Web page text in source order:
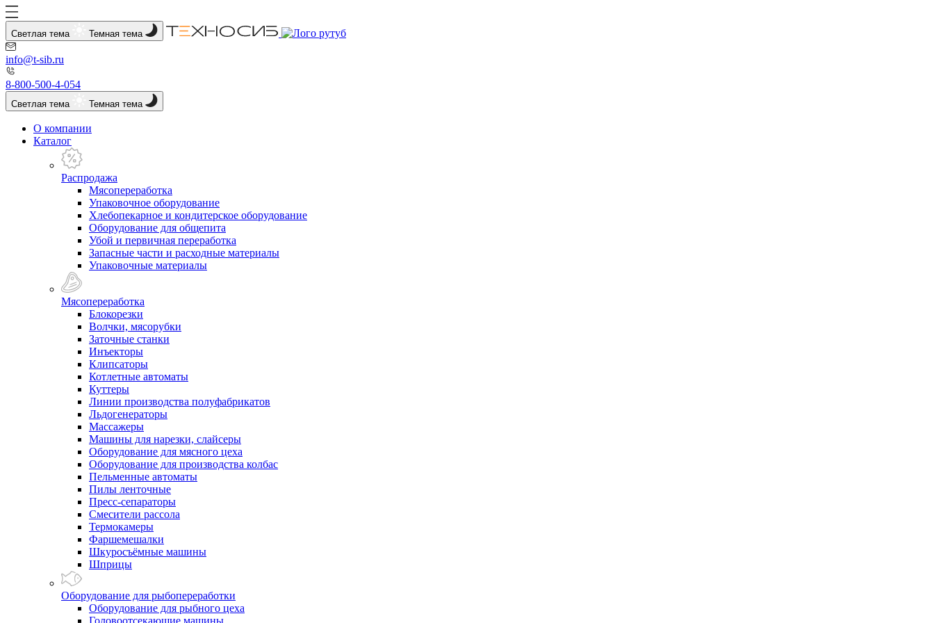
Светлая тема Темная тема
info@t-sib.ru
8-800-500-4-054
Светлая тема Темная тема
О компании
Каталог
Распродажа
Мясопереработка
Упаковочное оборудование
Хлебопекарное и кондитерское оборудование
Оборудование для общепита
Убой и первичная переработка
Запасные части и расходные материалы
Упаковочные материалы
Мясопереработка
Блокорезки
Волчки, мясорубки
Заточные станки
Инъекторы
Клипсаторы
Котлетные автоматы
Куттеры
Линии производства полуфабрикатов
Льдогенераторы
Массажеры
Машины для нарезки, слайсеры
Оборудование для мясного цеха
Оборудование для производства колбас
Пельменные автоматы
Пилы ленточные
Пресс-сепараторы
Смесители рассола
Термокамеры
Фаршемешалки
Шкуросъёмные машины
Шприцы
Оборудование для рыбопереработки
Оборудование для рыбного цеха
Головоотсекающие машины